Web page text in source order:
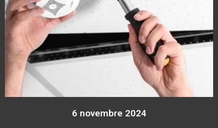
6 novembre 2024